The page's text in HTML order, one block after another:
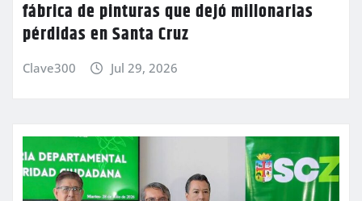
fábrica de pinturas que dejó millonarias
pérdidas en Santa Cruz
Clave300 Jul 29, 2026